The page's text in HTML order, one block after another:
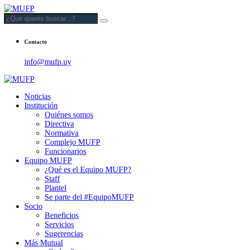
Contacto
info@mufp.uy
Noticias
Institución
Quiénes somos
Directiva
Normativa
Complejo MUFP
Funcionarios
Equipo MUFP
¿Qué es el Equipo MUFP?
Staff
Plantel
Se parte del #EquipoMUFP
Socio
Beneficios
Servicios
Sugerencias
Más Mutual